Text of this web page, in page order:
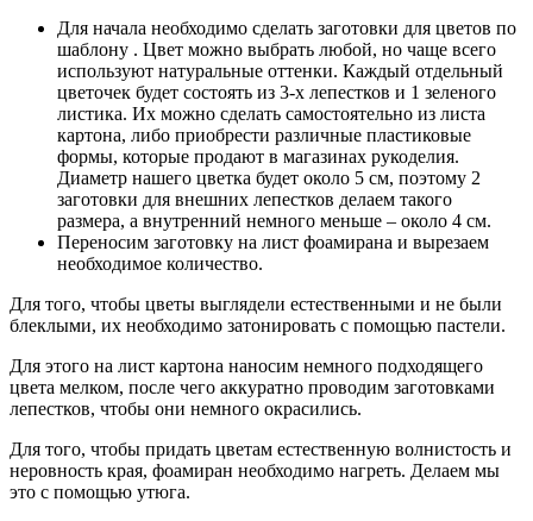
Для начала необходимо сделать заготовки для цветов по
шаблону . Цвет можно выбрать любой, но чаще всего
используют натуральные оттенки. Каждый отдельный
цветочек будет состоять из 3-х лепестков и 1 зеленого
листика. Их можно сделать самостоятельно из листа
картона, либо приобрести различные пластиковые
формы, которые продают в магазинах рукоделия.
Диаметр нашего цветка будет около 5 см, поэтому 2
заготовки для внешних лепестков делаем такого
размера, а внутренний немного меньше – около 4 см.
Переносим заготовку на лист фоамирана и вырезаем
необходимое количество.
Для того, чтобы цветы выглядели естественными и не были
блеклыми, их необходимо затонировать с помощью пастели.
Для этого на лист картона наносим немного подходящего
цвета мелком, после чего аккуратно проводим заготовками
лепестков, чтобы они немного окрасились.
Для того, чтобы придать цветам естественную волнистость и
неровность края, фоамиран необходимо нагреть. Делаем мы
это с помощью утюга.